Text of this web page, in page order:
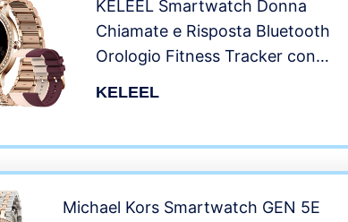
KELEEL Smartwatch Donna
Chiamate e Risposta Bluetooth
Orologio Fitness Tracker con
KELEEL
Michael Kors Smartwatch GEN 5E